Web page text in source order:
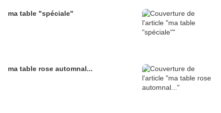
ma table "spéciale"
ma table rose automnal...